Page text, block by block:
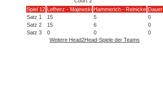
Spiel 12 Lefherz - Majewski Hammerich - Reinicke Dauer
Satz 1
15 5
0
Satz 2
15 6
0
Satz 3
0 0
0
Weitere Head2Head-Spiele der Teams